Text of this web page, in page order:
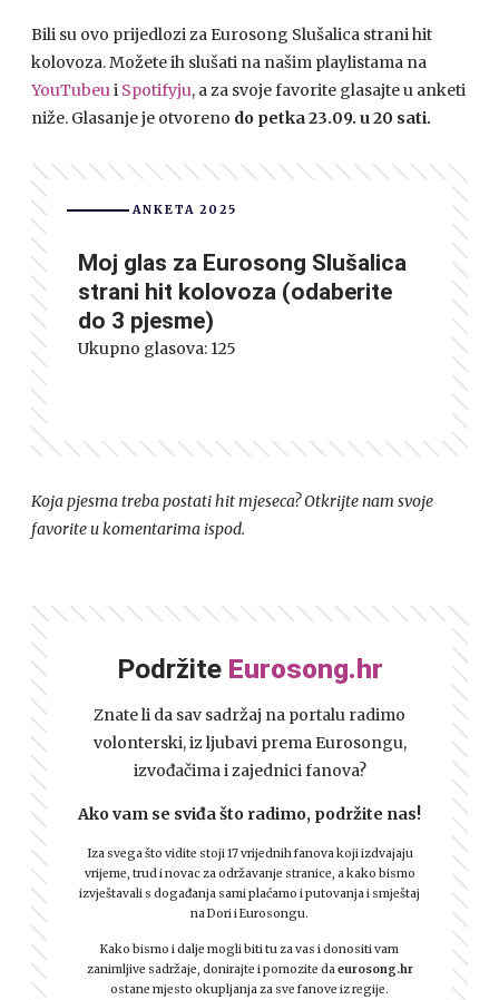
Bili su ovo prijedlozi za Eurosong Slušalica strani hit
kolovoza. Možete ih slušati na našim playlistama na
YouTubeui Spotifyju, a za svoje favorite glasajte u anketi
niže. Glasanje je otvoreno do petka 23.09. u 20 sati.
ANKETA 2025
Moj glas za Eurosong Slušalica
strani hit kolovoza (odaberite
do 3 pjesme)
Ukupno glasova: 125
Koja pjesma treba postati hit mjeseca? Otkrijte nam svoje
favorite u komentarima ispod.
Podržite Eurosong.hr
Znate li da sav sadržaj na portalu radimo
volonterski, iz ljubavi prema Eurosongu,
izvođačima i zajednici fanova?
Ako vam se sviđa što radimo, podržite nas!
Iza svega što vidite stoji 17 vrijednih fanova koji izdvajaju
vrijeme, trud i novac za održavanje stranice, a kako bismo
izvještavali s događanja sami plaćamo i putovanja i smještaj
na Dori i Eurosongu.
Kako bismo i dalje mogli biti tu za vas i donositi vam
zanimljive sadržaje, donirajte i pomozite daeurosong.hr
ostane mjesto okupljanja za sve fanove iz regije.